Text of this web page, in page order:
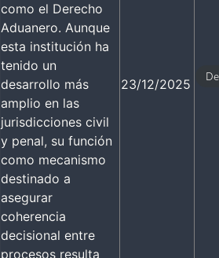
como el Derecho
Aduanero. Aunque
esta institución ha
tenido un
desarrollo más
amplio en las
jurisdicciones civil
y penal, su función
como mecanismo
destinado a
asegurar
coherencia
decisional entre
procesos resulta
23/12/2025